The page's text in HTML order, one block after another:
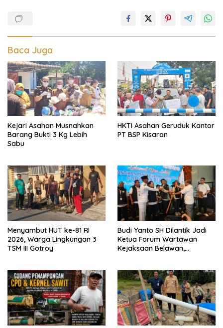
Baca Juga
Kejari Asahan Musnahkan
Barang Bukti 3 Kg Lebih
Sabu
HKTI Asahan Geruduk Kantor
PT BSP Kisaran
Menyambut HUT ke-81 RI
2026, Warga Lingkungan 3
TSM III Gotroy
Budi Yanto SH Dilantik Jadi
Ketua Forum Wartawan
Kejaksaan Belawan,
Pendampingan Hukum dan
Ekomoni Semua Anggota